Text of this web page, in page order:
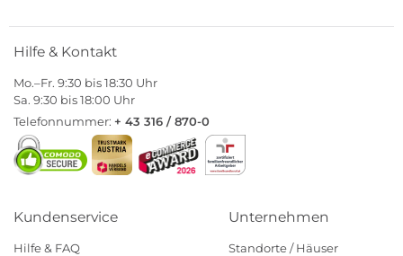
Hilfe & Kontakt
Mo.–Fr. 9:30 bis 18:30 Uhr
Sa. 9:30 bis 18:00 Uhr
Telefonnummer: + 43 316 / 870-0
Kundenservice
Hilfe & FAQ
Unternehmen
Standorte / Häuser